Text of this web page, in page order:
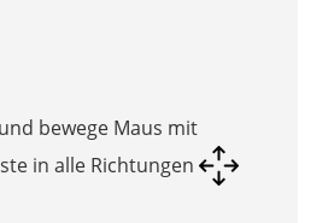
bewege Maus mit
in alle Richtungen